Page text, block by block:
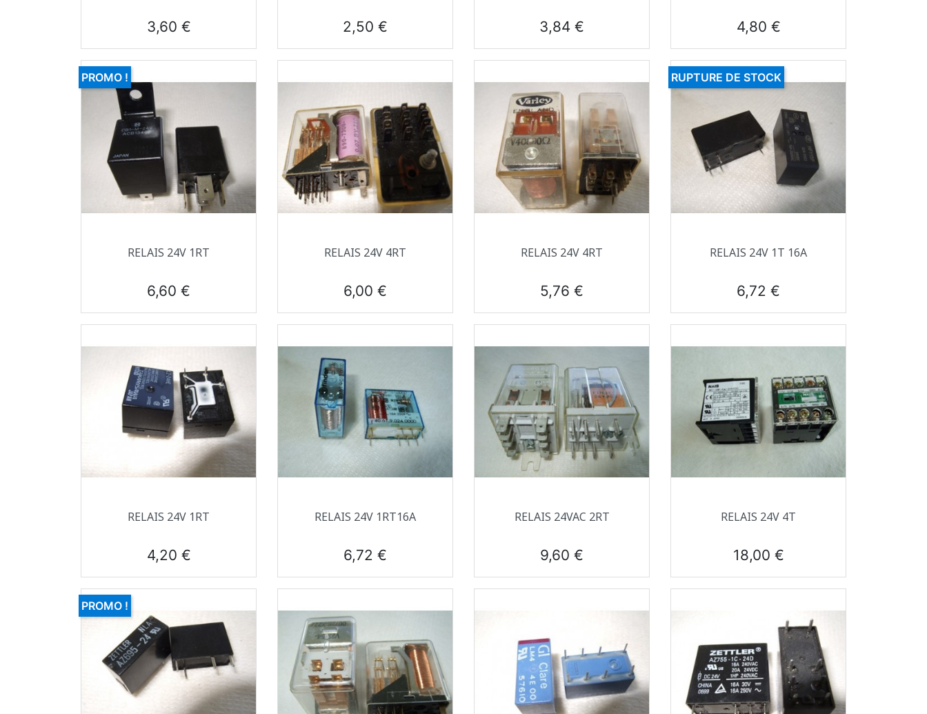
Prix
3,60 € Prix
2,50 € Prix
3,84 € Prix
4,80 €
Aperçu rapide
RELAIS 24V 1RT
Prix
6,60 €
PROMO !
Aperçu rapide
RELAIS 24V 4RT
Prix
6,00 €
Aperçu rapide
RELAIS 24V 4RT
Prix
5,76 €
 Aperçu rapide
RELAIS 24V 1T 16A
Prix
6,72 €
RUPTURE DE STOCK
Aperçu rapide
RELAIS 24V 1RT
Prix
4,20 €
Aperçu rapide
RELAIS 24V 1RT16A
Prix
6,72 €
 Aperçu rapide
RELAIS 24VAC 2RT
Prix
9,60 €
Aperçu rapide
RELAIS 24V 4T
Prix
18,00 €
PROMO !